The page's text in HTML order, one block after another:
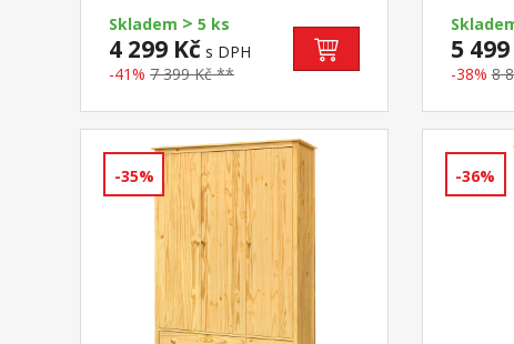
Skladem > 5 ks
4 299 Kč s DPH
-41% 7 399 Kč **
5
-38% 8
-35% -36%